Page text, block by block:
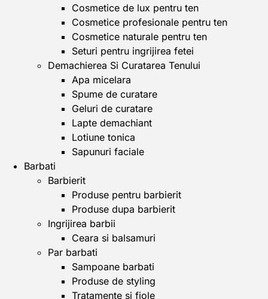
Cosmetice de lux pentru ten
Cosmetice profesionale pentru ten
Cosmetice naturale pentru ten
Seturi pentru ingrijirea fetei
Demachierea Si Curatarea Tenului
Apa micelara
Spume de curatare
Geluri de curatare
Lapte demachiant
Lotiune tonica
Sapunuri faciale
Barbati
Barbierit
Produse pentru barbierit
Produse dupa barbierit
Ingrijirea barbii
Ceara si balsamuri
Par barbati
Sampoane barbati
Produse de styling
Tratamente si fiole